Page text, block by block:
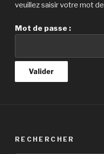
veuillez saisir votre mot
Mot de passe :
RECHERCHER